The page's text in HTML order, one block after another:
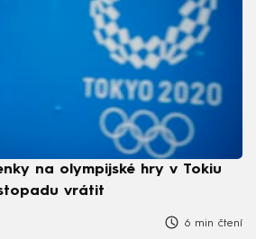
na olympijské hry v Tokiu
vrátit
6 min čtení